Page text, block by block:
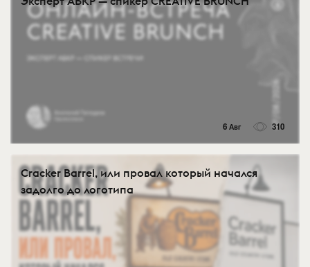
6 Авг 310
Cracker Barrel, или провал который начался
задолго до логотипа